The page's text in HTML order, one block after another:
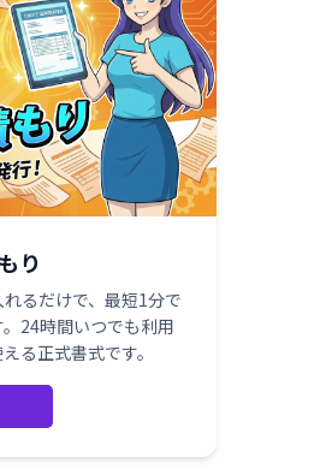
り
るだけで、最短1分で
24時間いつでも利用
る正式書式です。